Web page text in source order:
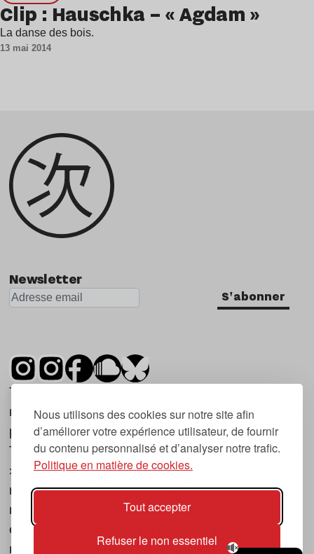
Nous utilisons des cookies sur notre site afin
d’améliorer votre expérience utilisateur, de fournir
du contenu personnalisé et d’analyser notre trafic.
Politique en matière de cookies.
Tout accepter
Refuser le non essentiel
Clip : Hauschka – « Agdam »
La danse des bois.
13 mai 2014
Newsletter
S'abonner
Tsugi est un mensuel indépendant sur la
musique et les nouvelles tendances, dont la
première parution date de 2007.
Tsugi en japonais signifie « prochain », « suivant
», ce qui correspond à la thématique du
magazine, à l’affût des nouvelles tendances
musicales, qu’elles viennent de la musique
électronique, du rock ou du hip hop, et des
nouveaux phénomènes de société liés à la